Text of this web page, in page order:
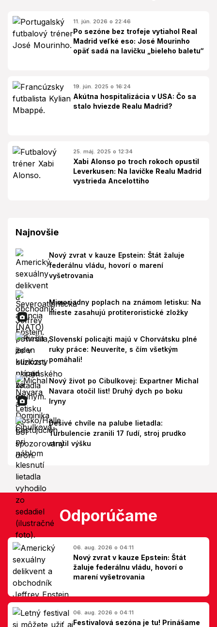
11. jún. 2026 o 22:46
Po sezóne bez trofeje vytiahol Real
Madrid veľké eso: José Mourinho
opäť sadá na lavičku „bieleho baletu“
19. jún. 2025 o 16:24
Akútna hospitalizácia v USA: Čo sa
stalo hviezde Realu Madrid?
25. máj. 2025 o 12:34
Xabi Alonso po troch rokoch opustil
Leverkusen: Na lavičke Realu Madrid
vystrieda Ancelottiho
Najnovšie
Nový zvrat v kauze Epstein: Štát žaluje
federálnu vládu, hovorí o marení
vyšetrovania
Mimoriadny poplach na známom letisku: Na
mieste zasahujú protiteroristické zložky
Slovenskí policajti majú v Chorvátsku plné
ruky práce: Neuveríte, s čím všetkým
pomáhali!
Nový život po Cibulkovej: Expartner Michal
Navara otočil list! Druhý dych po boku
Iryny
Desivé chvíle na palube lietadla:
Turbulencie zranili 17 ľudí, stroj prudko
stratil výšku
Odporúčame
06. aug. 2026 o 04:11
Nový zvrat v kauze Epstein: Štát
žaluje federálnu vládu, hovorí o
marení vyšetrovania
06. aug. 2026 o 04:11
Festivalová sezóna je tu! Prinášame